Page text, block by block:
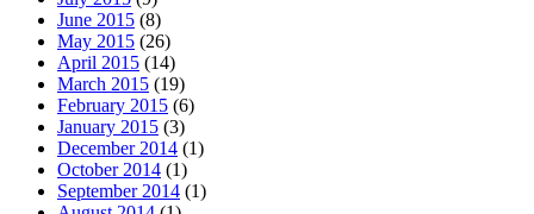
June 2015 (8)
May 2015 (26)
April 2015 (14)
March 2015 (19)
February 2015 (6)
January 2015 (3)
December 2014 (1)
October 2014 (1)
September 2014 (1)